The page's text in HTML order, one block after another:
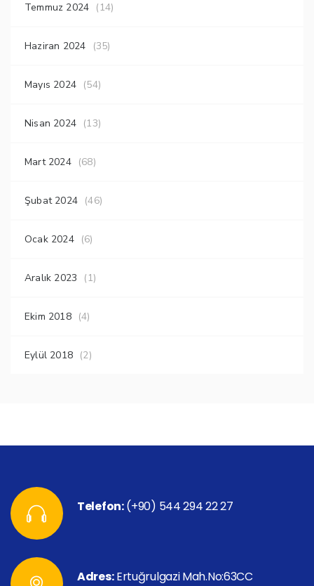
Temmuz 2024 (14)
Haziran 2024 (35)
Mayıs 2024 (54)
Nisan 2024 (13)
Mart 2024 (68)
Şubat 2024 (46)
Ocak 2024 (6)
Aralık 2023 (1)
Ekim 2018 (4)
Eylül 2018 (2)
Telefon:(+90) 544 294 22 27
Adres:Ertuğrulgazi Mah.No:63CC